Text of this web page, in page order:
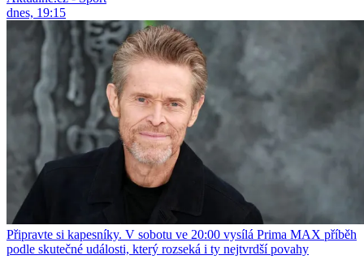
dnes, 19:15
Připravte si kapesníky. V sobotu ve 20:00 vysílá Prima MAX příběh
podle skutečné události, který rozseká i ty nejtvrdší povahy